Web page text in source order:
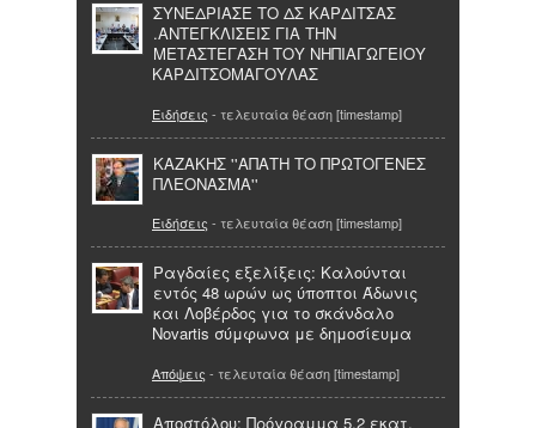
ΣΥΝΕΔΡΙΑΣΕ ΤΟ ΔΣ ΚΑΡΔΙΤΣΑΣ
.ΑΝΤΕΓΚΛΙΣΕΙΣ ΓΙΑ ΤΗΝ
ΜΕΤΑΣΤΕΓΑΣΗ ΤΟΥ ΝΗΠΙΑΓΩΓΕΙΟΥ
ΚΑΡΔΙΤΣΟΜΑΓΟΥΛΑΣ
Ειδήσεις - τελευταία θέαση [timestamp]
ΚΑΖΑΚΗΣ ''ΑΠΑΤΗ ΤΟ ΠΡΩΤΟΓΕΝΕΣ
ΠΛΕΟΝΑΣΜΑ''
Ειδήσεις - τελευταία θέαση [timestamp]
Ραγδαίες εξελίξεις: Καλούνται
εντός 48 ωρών ως ύποπτοι Άδωνις
και Λοβέρδος για το σκάνδαλο
Novartis σύμφωνα με δημοσίευμα
Απόψεις - τελευταία θέαση [timestamp]
Αποστόλου: Πρόγραμμα 5,2 εκατ.